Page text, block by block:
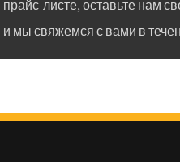
прайс-листе, оставьте нам
и мы свяжемся с вами в